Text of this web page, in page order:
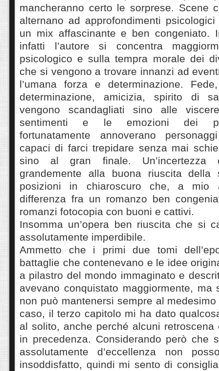
mancheranno certo le sorprese. Scene
alternano ad approfondimenti
un mix affascinante e ben congeniato.
infatti l’autore si concentra
psicologico e sulla tempra morale dei
che si vengono a trovare innanzi ad
l’umana forza e determinazione.
determinazione, amicizia, spirito di
vengono scandagliati sino alle
sentimenti e le emozioni dei
fortunatamente annoverano
capaci di farci trepidare senza mai
sino al gran finale. Un’incertezza
grandemente alla buona riuscita della
posizioni in chiaroscuro che, a mio
differenza fra un romanzo ben
romanzi fotocopia con buoni e cattivi.
Insomma un’opera ben riuscita che si
assolutamente imperdibile.
Ammetto che i primi due tomi
battaglie che contenevano e le idee
a pilastro del mondo immaginato e
avevano conquistato maggiormente, ma
non può mantenersi sempre al
caso, il terzo capitolo mi ha dato
al solito, anche perché alcuni retroscena
in precedenza. Considerando però che
assolutamente d’eccellenza non
insoddisfatto, quindi mi sento di